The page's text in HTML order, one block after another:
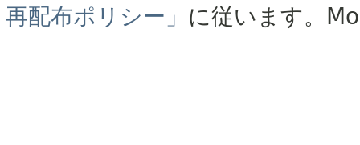
再配布ポリシー」 に従います。